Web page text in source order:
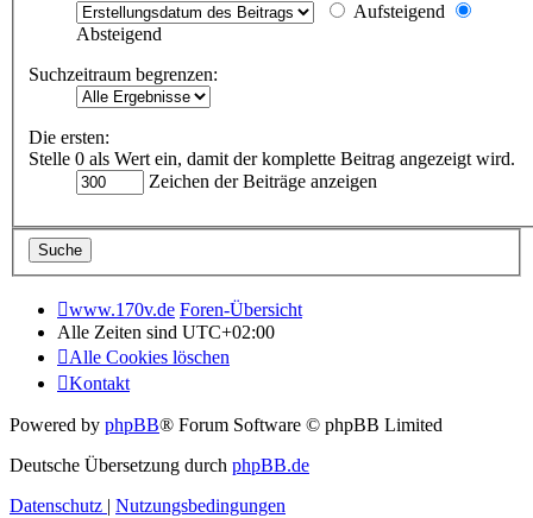
Aufsteigend
Absteigend
Suchzeitraum begrenzen:
Die ersten:
Stelle 0 als Wert ein, damit der komplette Beitrag angezeigt wird.
Zeichen der Beiträge anzeigen
www.170v.de Foren-Übersicht
Alle Zeiten sind UTC+02:00
Alle Cookies löschen
Kontakt
Powered by phpBB® Forum Software © phpBB Limited
Deutsche Übersetzung durch phpBB.de
Datenschutz | Nutzungsbedingungen